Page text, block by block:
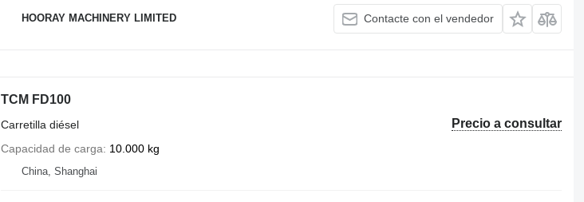
HOORAY MACHINERY LIMITED Contacte con el vendedor
TCM FD100
Precio a consultar
Carretilla diésel
Capacidad de carga
10.000 kg
China, Shanghai